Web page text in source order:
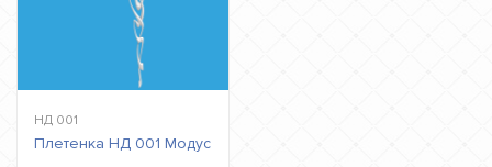
НД 001
Плетенка НД 001 Модус